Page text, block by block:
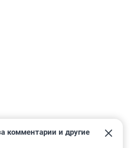
комментарии и другие